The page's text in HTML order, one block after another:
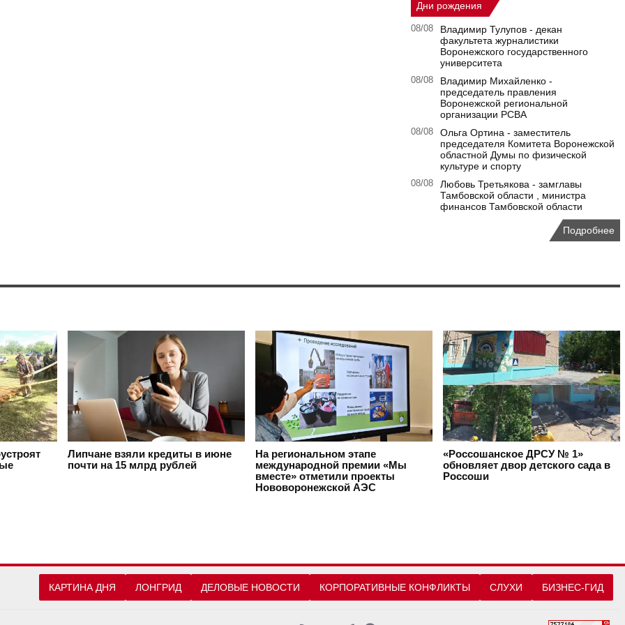
Дни рождения
08/08
Владимир Тулупов - декан
факультета журналистики
Воронежского государственного
университета
08/08
Владимир Михайленко -
председатель правления
Воронежской региональной
организации РСВА
08/08
Ольга Ортина - заместитель
председателя Комитета Воронежской
областной Думы по физической
культуре и спорту
08/08
Любовь Третьякова - замглавы
Тамбовской области , министра
финансов Тамбовской области
Подробнее
Липчане взяли кредиты в июне
почти на 15 млрд рублей
На региональном этапе
международной премии «Мы
вместе» отметили проекты
Нововоронежской АЭС
«Россошанское ДРСУ № 1»
обновляет двор детского сада в
Россоши
КАРТИНА ДНЯ ЛОНГРИД ДЕЛОВЫЕ НОВОСТИ КОРПОРАТИВНЫЕ КОНФЛИКТЫ СЛУХИ БИЗНЕС-ГИД